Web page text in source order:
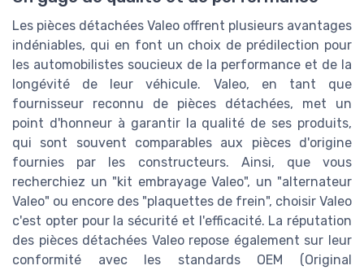
Les pièces détachées Valeo offrent plusieurs avantages
indéniables, qui en font un choix de prédilection pour
les automobilistes soucieux de la performance et de la
longévité de leur véhicule. Valeo, en tant que
fournisseur reconnu de pièces détachées, met un
point d'honneur à garantir la qualité de ses produits,
qui sont souvent comparables aux pièces d'origine
fournies par les constructeurs. Ainsi, que vous
recherchiez un "kit embrayage Valeo", un "alternateur
Valeo" ou encore des "plaquettes de frein", choisir Valeo
c'est opter pour la sécurité et l'efficacité. La réputation
des pièces détachées Valeo repose également sur leur
conformité avec les standards OEM (Original